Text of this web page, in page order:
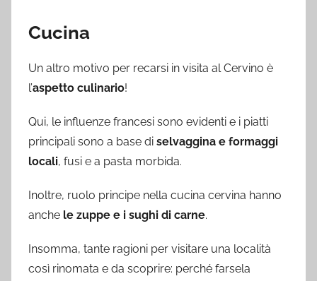
Cucina
Un altro motivo per recarsi in visita al Cervino è
l’aspetto culinario!
Qui, le influenze francesi sono evidenti e i piatti
principali sono a base di selvaggina e formaggi
locali, fusi e a pasta morbida.
Inoltre, ruolo principe nella cucina cervina hanno
anche le zuppe e i sughi di carne.
Insomma, tante ragioni per visitare una località
così rinomata e da scoprire: perché farsela